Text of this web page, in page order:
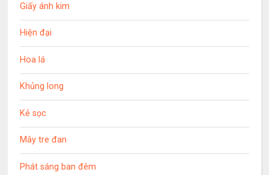
Giấy ánh kim
Hiện đại
Hoa lá
Khủng long
Kẻ sọc
Mây tre đan
Phát sáng ban đêm